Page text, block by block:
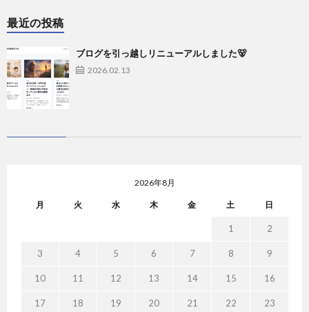
最近の投稿
ブログを引っ越しリニューアルしました🐻
2026.02.13
2026年8月
月 火 水 木 金 土 日
1 2
3 4 5 6 7 8 9
10 11 12 13 14 15 16
17 18 19 20 21 22 23